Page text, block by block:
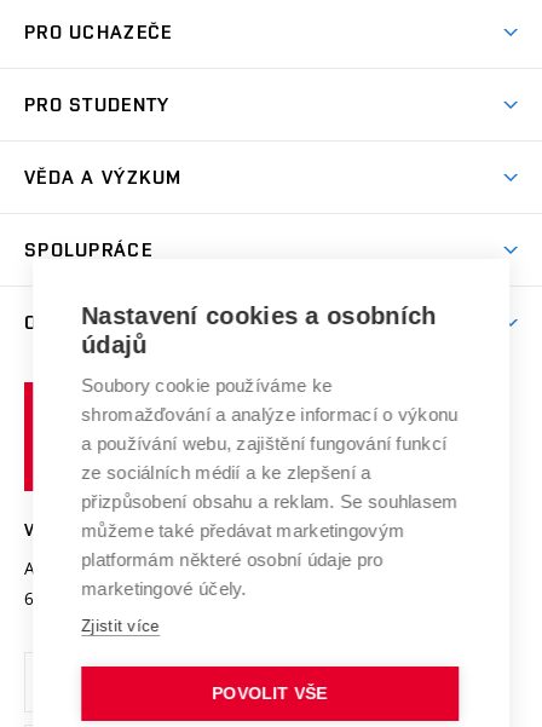
Koleje
Sport na VUT
PRO UCHAZEČE
Dny otevřených dveří
Celoživotní vzdělávání
E-přihláška
PRO STUDENTY
Harmonogram akademického roku
Závěrečné práce
Doktorské studium
Zpracování osobních údajů studentů
Sociální bezpečí
Studium bez bariér
Podpora podnikání
VĚDA A VÝZKUM
Mezinárodní vědecká rada
Systém zajišťování kvality výzkumu
Výzkumné infrastruktury
Transfer znalostí
Open Science
Projekty
Projekty ze strukturálních fondů
Specifický výzkum
SPOLUPRÁCE
Zahraniční spolupráce
Spolupráce se školami
Služby univerzity
Mezinárodní dohody
Univerzitní sítě
O UNIVERZITĚ
Profil univerzity
Udržitelná univerzita
Podnikavá univerzita / ContriBUTe
Bezpečná univerzita
Vyznamenání
Organizační struktura
Ochrana osobních údajů
učení
technické
VYSOKÉ UČENÍ TECHNICKÉ V BRNĚ
Antonínská 548/1
602 00 Brno
www.vut.cz
vut@vutbr.cz
Nastavení cookies a osobních
údajů
Soubory cookie používáme ke
shromažďování a analýze informací o výkonu
a používání webu, zajištění fungování funkcí
ze sociálních médií a ke zlepšení a
přizpůsobení obsahu a reklam. Se souhlasem
můžeme také předávat marketingovým
platformám některé osobní údaje pro
marketingové účely.
Zjistit více
POVOLIT VŠE